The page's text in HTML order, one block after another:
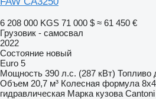
6 208 000 KGS 71 000 $ ≈ 61 450 €
Грузовик - самосвал
2022
Состояние новый
Euro 5
Мощность 390 л.с. (287 кВт) Топливо
Объем 20,7 м³ Колесная формула 8x4
гидравлическая Марка кузова Cantoni